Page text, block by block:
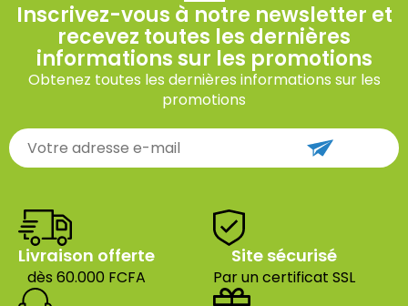
Inscrivez-vous à notre newsletter et
recevez toutes les dernières
informations sur les promotions
Obtenez toutes les dernières informations sur les
promotions
Livraison offerte
dès 60.000 FCFA
Site sécurisé
Par un certificat SSL